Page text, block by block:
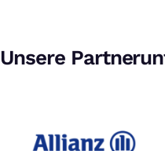
Unsere